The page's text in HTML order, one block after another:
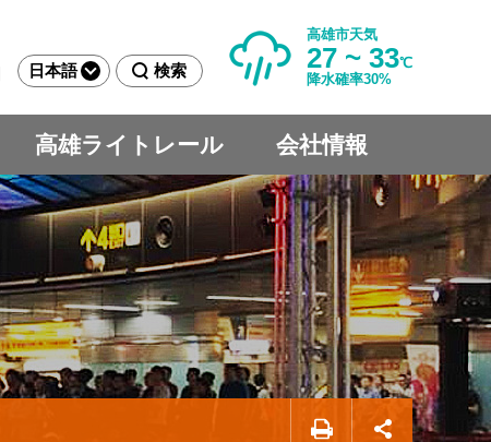
日本語 検索
高雄市天気
27 ~ 33℃
降水確率30%
高雄ライトレール 会社情報